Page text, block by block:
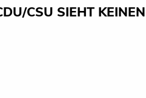
CSU SIEHT